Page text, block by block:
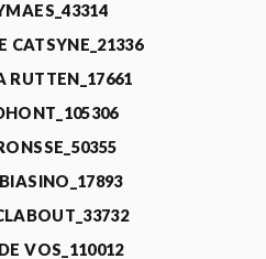
CATSYNE_21336
RUTTEN_17661
VOS_110012